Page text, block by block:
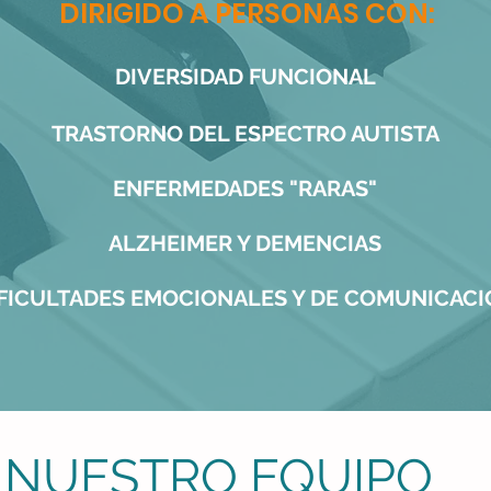
DIRIGIDO A PERSONAS CON:
DIVERSIDAD FUNCIONAL
TRASTORNO DEL ESPECTRO AUTISTA
ENFERMEDADES "RARAS"
ALZHEIMER Y DEMENCIAS
EMOCIONALES Y DE
NUESTRO EQUIPO